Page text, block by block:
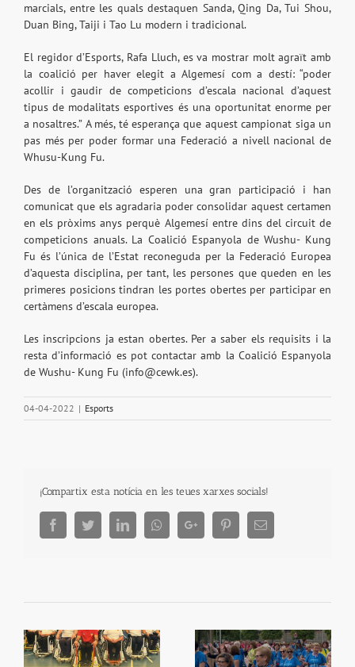
marcials, entre les quals destaquen Sanda, Qing Da, Tui Shou,
Duan Bing, Taiji i Tao Lu modern i tradicional.
El regidor d’Esports, Rafa Lluch, es va mostrar molt agraït amb
la coalició per haver elegit a Algemesí com a destí: “poder
acollir i gaudir de competicions d’escala nacional d’aquest
tipus de modalitats esportives és una oportunitat enorme per
a nosaltres.” A més, té esperança que aquest campionat siga un
pas més per poder formar una Federació a nivell nacional de
Whusu-Kung Fu.
Des de l’organització esperen una gran participació i han
comunicat que els agradaria poder consolidar aquest certamen
en els pròxims anys perquè Algemesí entre dins del circuit de
competicions anuals. La Coalició Espanyola de Wushu- Kung
Fu és l’única de l’Estat reconeguda per la Federació Europea
d’aquesta disciplina, per tant, les persones que queden en les
primeres posicions tindran les portes obertes per participar en
certàmens d’escala europea.
Les inscripcions ja estan obertes. Per a saber els requisits i la
resta d’informació es pot contactar amb la Coalició Espanyola
de Wushu- Kung Fu (info@cewk.es).
04-04-2022 | Esports
¡Compartix esta notícia en les teues xarxes socials!
FacebookTwitterLinkedInWhatsappGoogle+ PinterestEmail